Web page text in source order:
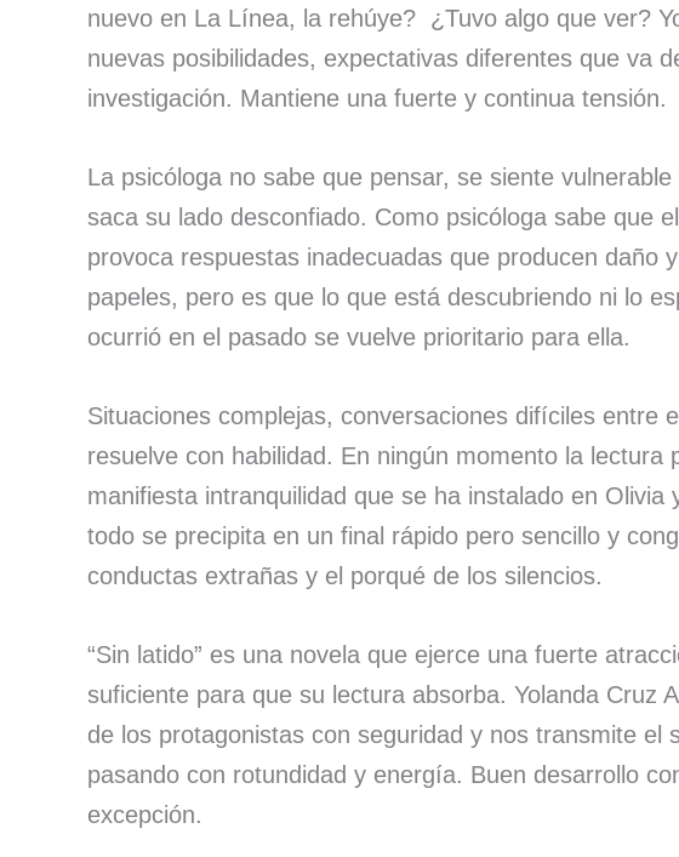
nuevo en La Línea, la rehúye? ¿Tuvo algo que ver?
nuevas posibilidades, expectativas diferentes que va
investigación. Mantiene una fuerte y continua tensión.
La psicóloga no sabe que pensar, se siente
saca su lado desconfiado. Como psicóloga sabe que
provoca respuestas inadecuadas que producen daño
papeles, pero es que lo que está descubriendo ni lo
ocurrió en el pasado se vuelve prioritario para ella.
Situaciones complejas, conversaciones difíciles entre
resuelve con habilidad. En ningún momento la lectura
manifiesta intranquilidad que se ha instalado en
todo se precipita en un final rápido pero sencillo y
conductas extrañas y el porqué de los silencios.
“Sin latido” es una novela que ejerce una fuerte
suficiente para que su lectura absorba. Yolanda Cruz
de los protagonistas con seguridad y nos transmite el
pasando con rotundidad y energía. Buen desarrollo
excepción.